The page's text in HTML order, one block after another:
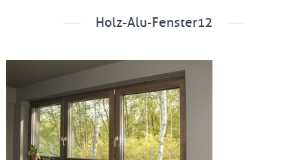
Holz-Alu-Fenster12